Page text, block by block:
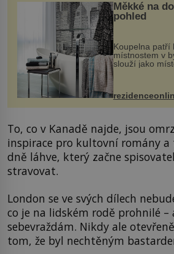
Měkké na
pohled
Koupelna patří
místnostem v
slouží jako
odpočinek.
ručníky, osušky
mohou jako
proutku...
To, co v Kanadě najde, jsou
inspirace pro kultovní romány a
dně láhve, který začne
stravovat.
London se ve svých dílech
co je na lidském rodě prohnilé
sebevraždám. Nikdy ale
tom, že byl nechtěným